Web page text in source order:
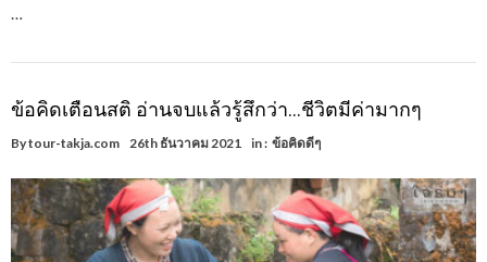
…
ข้อคิดเตือนสติ อ่านจบแล้วรู้สึกว่า…ชีวิตมีค่ามากๆ
Bytour-takja.com 26th ธันวาคม 2021 in : ข้อคิดดีๆ